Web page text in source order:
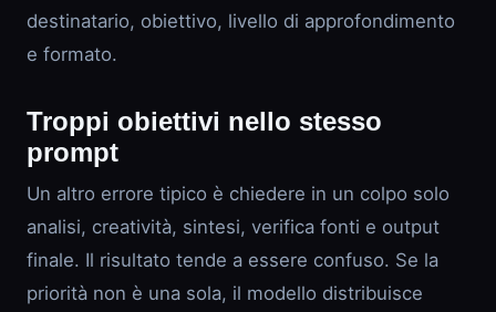
destinatario, obiettivo, livello di approfondimento
e formato.
Troppi obiettivi nello stesso
prompt
Un altro errore tipico è chiedere in un colpo solo
analisi, creatività, sintesi, verifica fonti e output
finale. Il risultato tende a essere confuso. Se la
priorità non è una sola, il modello distribuisce